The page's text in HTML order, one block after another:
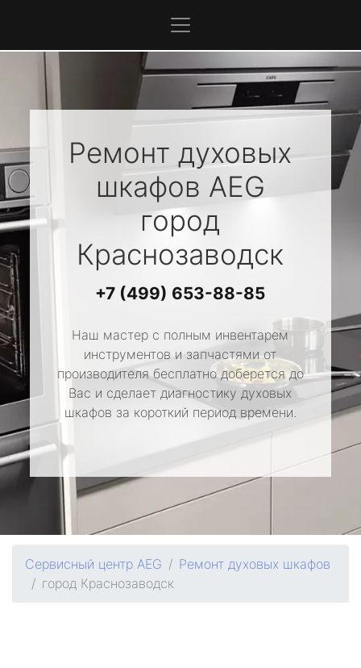
Ремонт духовых
шкафов AEG
город
Краснозаводск
+7 (499) 653-88-85
Наш мастер с полным инвентарем
инструментов и запчастями от
производителя бесплатно доберется до
Вас и сделает диагностику духовых
шкафов за короткий период времени.
Сервисный центр AEG
Ремонт духовых шкафов
город Краснозаводск